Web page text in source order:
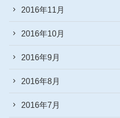
2016年11月
2016年10月
2016年9月
2016年8月
2016年7月